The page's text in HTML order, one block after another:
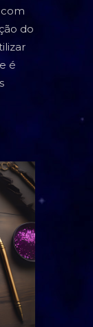
com
do
é